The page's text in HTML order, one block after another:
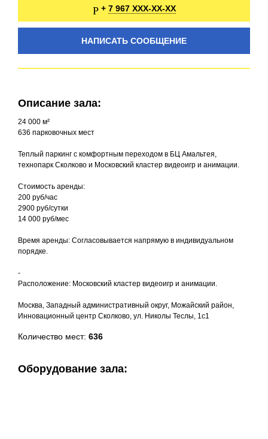
+ 7 967 XXX-XX-XX
НАПИСАТЬ СООБЩЕНИЕ
Описание зала:
24 000 м²
636 парковочных мест
Теплый паркинг с комфортным переходом в БЦ Амальтея,
технопарк Сколково и Московский кластер видеоигр и анимации.
Стоимость аренды:
200 руб/час
2900 руб/сутки
14 000 руб/мес
Время аренды: Согласовывается напрямую в индивидуальном
порядке.
-
Расположение: Московский кластер видеоигр и анимации.
Москва, Западный административный округ, Можайский район,
Инновационный центр Сколково, ул. Николы Теслы, 1с1
Количество мест: 636
Оборудование зала: